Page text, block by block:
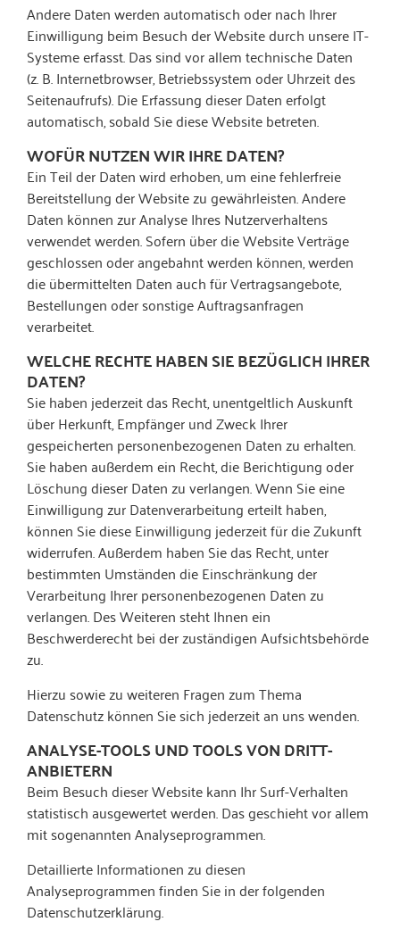
Andere Daten werden automatisch oder nach Ihrer
Einwilligung beim Besuch der Website durch unsere IT-
Systeme erfasst. Das sind vor allem technische Daten
(z. B. Internetbrowser, Betriebssystem oder Uhrzeit des
Seitenaufrufs). Die Erfassung dieser Daten erfolgt
automatisch, sobald Sie diese Website betreten.
WOFÜR NUTZEN WIR IHRE DATEN?
Ein Teil der Daten wird erhoben, um eine fehlerfreie
Bereitstellung der Website zu gewährleisten. Andere
Daten können zur Analyse Ihres Nutzerverhaltens
verwendet werden. Sofern über die Website Verträge
geschlossen oder angebahnt werden können, werden
die übermittelten Daten auch für Vertragsangebote,
Bestellungen oder sonstige Auftragsanfragen
verarbeitet.
WELCHE RECHTE HABEN SIE BEZÜGLICH IHRER
DATEN?
Sie haben jederzeit das Recht, unentgeltlich Auskunft
über Herkunft, Empfänger und Zweck Ihrer
gespeicherten personenbezogenen Daten zu erhalten.
Sie haben außerdem ein Recht, die Berichtigung oder
Löschung dieser Daten zu verlangen. Wenn Sie eine
Einwilligung zur Datenverarbeitung erteilt haben,
können Sie diese Einwilligung jederzeit für die Zukunft
widerrufen. Außerdem haben Sie das Recht, unter
bestimmten Umständen die Einschränkung der
Verarbeitung Ihrer personenbezogenen Daten zu
verlangen. Des Weiteren steht Ihnen ein
Beschwerderecht bei der zuständigen Aufsichtsbehörde
zu.
Hierzu sowie zu weiteren Fragen zum Thema
Datenschutz können Sie sich jederzeit an uns wenden.
ANALYSE-TOOLS UND TOOLS VON DRITT­
ANBIETERN
Beim Besuch dieser Website kann Ihr Surf-Verhalten
statistisch ausgewertet werden. Das geschieht vor allem
mit sogenannten Analyseprogrammen.
Detaillierte Informationen zu diesen
Analyseprogrammen finden Sie in der folgenden
Datenschutzerklärung.